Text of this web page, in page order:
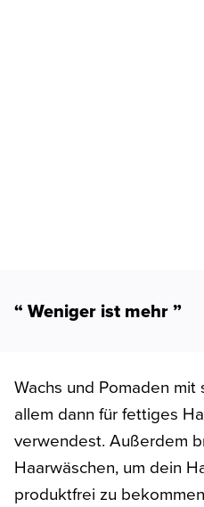
“ Weniger ist mehr ”
Wachs und Pomaden
allem dann für fettiges
verwendest. Außerdem
Haarwäschen, um dein
produktfrei zu